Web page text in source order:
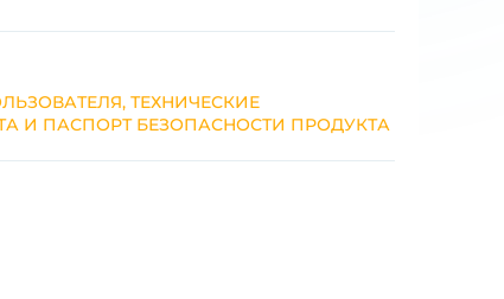
ТЕХНИЧЕСКИЕ
И ПАСПОРТ БЕЗОПАСНОСТИ ПРОДУКТА